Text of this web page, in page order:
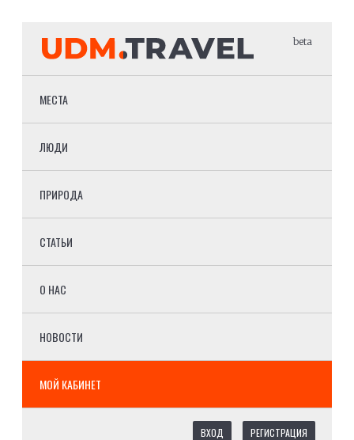
beta
МЕСТА
ЛЮДИ
ПРИРОДА
СТАТЬИ
О НАС
НОВОСТИ
МОЙ КАБИНЕТ
ВХОД РЕГИСТРАЦИЯ